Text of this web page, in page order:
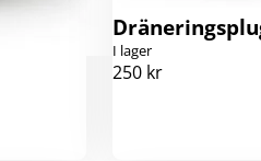
I lager
250 kr